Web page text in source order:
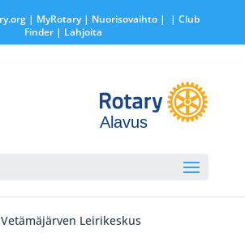
| MyRotary | Nuorisovaihto|
| Club
Finder| Lahjoita
Alavus
Leirikeskus